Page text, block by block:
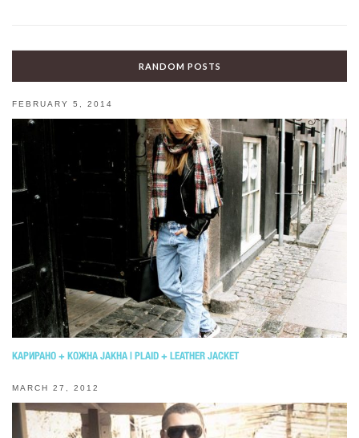
RANDOM POSTS
FEBRUARY 5, 2014
КАРИРАНО + КОЖНА ЈАКНА | PLAID + LEATHER JACKET
MARCH 27, 2012